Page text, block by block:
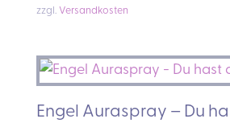
zzgl. Versandkosten
Engel Auraspray – Du